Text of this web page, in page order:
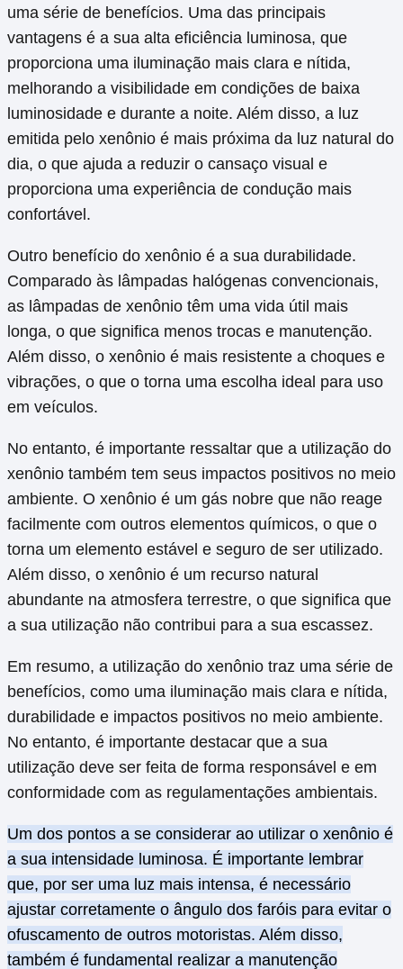
uma série de benefícios. Uma das principais
vantagens é a sua alta eficiência luminosa, que
proporciona uma iluminação mais clara e nítida,
melhorando a visibilidade em condições de baixa
luminosidade e durante a noite. Além disso, a luz
emitida pelo xenônio é mais próxima da luz natural do
dia, o que ajuda a reduzir o cansaço visual e
proporciona uma experiência de condução mais
confortável.
Outro benefício do xenônio é a sua durabilidade.
Comparado às lâmpadas halógenas convencionais,
as lâmpadas de xenônio têm uma vida útil mais
longa, o que significa menos trocas e manutenção.
Além disso, o xenônio é mais resistente a choques e
vibrações, o que o torna uma escolha ideal para uso
em veículos.
No entanto, é importante ressaltar que a utilização do
xenônio também tem seus impactos positivos no meio
ambiente. O xenônio é um gás nobre que não reage
facilmente com outros elementos químicos, o que o
torna um elemento estável e seguro de ser utilizado.
Além disso, o xenônio é um recurso natural
abundante na atmosfera terrestre, o que significa que
a sua utilização não contribui para a sua escassez.
Em resumo, a utilização do xenônio traz uma série de
benefícios, como uma iluminação mais clara e nítida,
durabilidade e impactos positivos no meio ambiente.
No entanto, é importante destacar que a sua
utilização deve ser feita de forma responsável e em
conformidade com as regulamentações ambientais.
Um dos pontos a se considerar ao utilizar o xenônio é
a sua intensidade luminosa. É importante lembrar
que, por ser uma luz mais intensa, é necessário
ajustar corretamente o ângulo dos faróis para evitar o
ofuscamento de outros motoristas. Além disso,
também é fundamental realizar a manutenção